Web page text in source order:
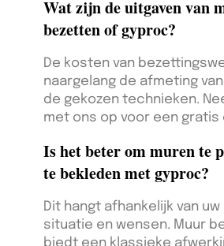
Wat zijn de uitgaven van
bezetten of gyproc?
De kosten van
naargelang de afmeting
de gekozen technieken.
met ons op voor een
Is het beter om muren te
te bekleden met gyproc?
Dit hangt afhankelijk van
situatie en wensen. Muur